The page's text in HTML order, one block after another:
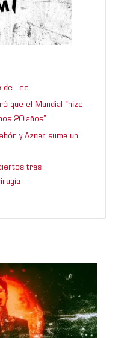
de Leo
que el Mundial “hizo
20 años”
y Aznar suma un
tras